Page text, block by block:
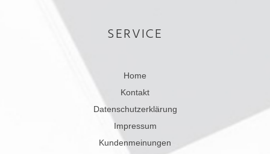
SERVICE
Home
Kontakt
Datenschutzerklärung
Impressum
Kundenmeinungen